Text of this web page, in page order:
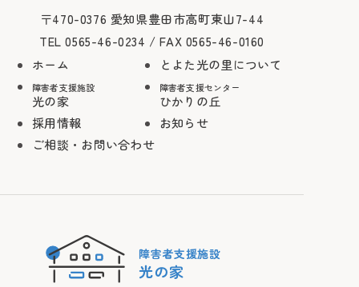
TEL 0565 46 -0234
0565-46
〒470-0376 愛知県豊田市高町東山7-44
障がい者や介護の相談をしたい
〒470-0376 愛知県豊田市高町東山7-44
TEL 0565-46-0234 / FAX 0565-46-0160
ホーム
とよた光の里について
障害者支援施設
光の家
障害者支援センター
ひかりの丘
採用情報
お知らせ
ご相談・お問い合わせ
障害者支援施設
光の家